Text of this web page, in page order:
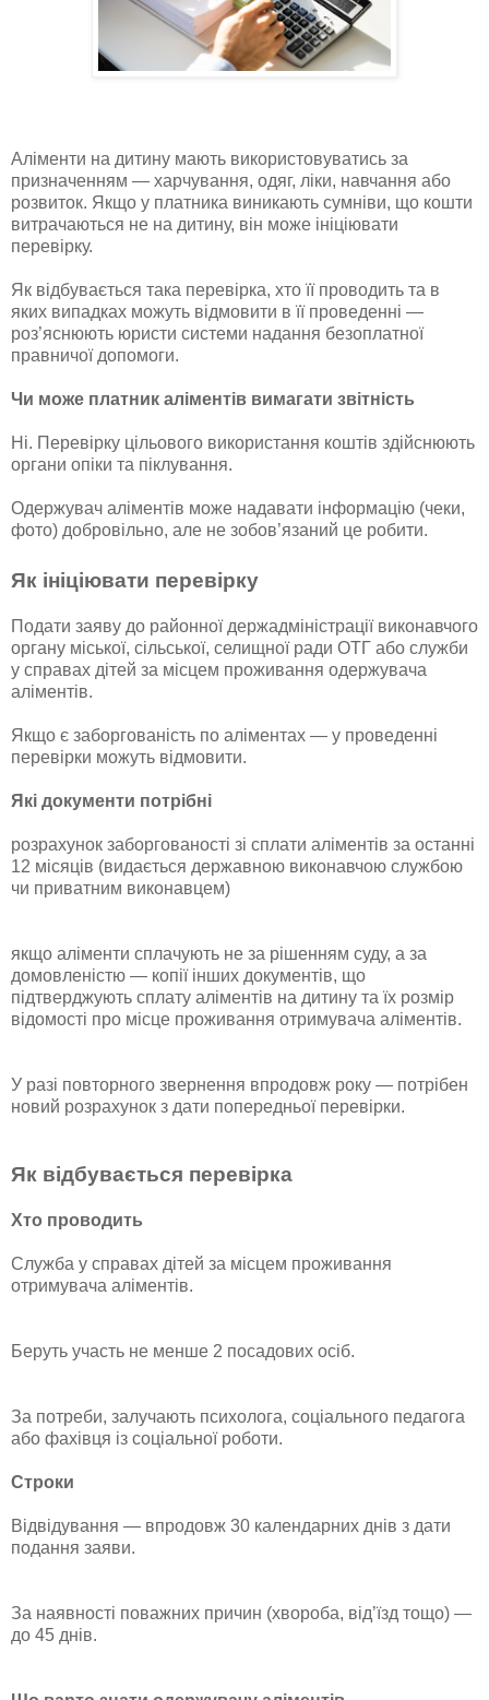
Аліменти на дитину мають використовуватись за
призначенням — харчування, одяг, ліки, навчання або
розвиток. Якщо у платника виникають сумніви, що кошти
витрачаються не на дитину, він може ініціювати
перевірку.
Як відбувається така перевірка, хто її проводить та в
яких випадках можуть відмовити в її проведенні —
роз’яснюють юристи системи надання безоплатної
правничої допомоги.
Чи може платник аліментів вимагати звітність
Ні. Перевірку цільового використання коштів здійснюють
органи опіки та піклування.
Одержувач аліментів може надавати інформацію (чеки,
фото) добровільно, але не зобов’язаний це робити.
Як ініціювати перевірку
Подати заяву до районної держадміністрації виконавчого
органу міської, сільської, селищної ради ОТГ або служби
у справах дітей за місцем проживання одержувача
аліментів.
Якщо є заборгованість по аліментах — у проведенні
перевірки можуть відмовити.
Які документи потрібні
розрахунок заборгованості зі сплати аліментів за останні
12 місяців (видається державною виконавчою службою
чи приватним виконавцем)
якщо аліменти сплачують не за рішенням суду, а за
домовленістю — копії інших документів, що
підтверджують сплату аліментів на дитину та їх розмір
відомості про місце проживання отримувача аліментів.
У разі повторного звернення впродовж року — потрібен
новий розрахунок з дати попередньої перевірки.
Як відбувається перевірка
Хто проводить
Служба у справах дітей за місцем проживання
отримувача аліментів.
Беруть участь не менше 2 посадових осіб.
За потреби, залучають психолога, соціального педагога
або фахівця із соціальної роботи.
Строки
Відвідування — впродовж 30 календарних днів з дати
подання заяви.
За наявності поважних причин (хвороба, від’їзд тощо) —
до 45 днів.